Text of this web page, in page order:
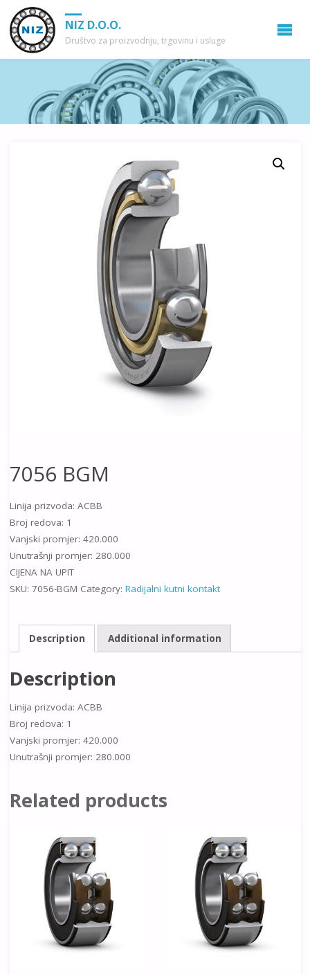
NIZ D.O.O.
Društvo za proizvodnju, trgovinu i usluge
7056 BGM
Linija prizvoda: ACBB
Broj redova: 1
Vanjski promjer: 420.000
Unutrašnji promjer: 280.000
CIJENA NA UPIT
SKU: 7056-BGM Category: Radijalni kutni kontakt
Description Additional information
Description
Linija prizvoda: ACBB
Broj redova: 1
Vanjski promjer: 420.000
Unutrašnji promjer: 280.000
Related products